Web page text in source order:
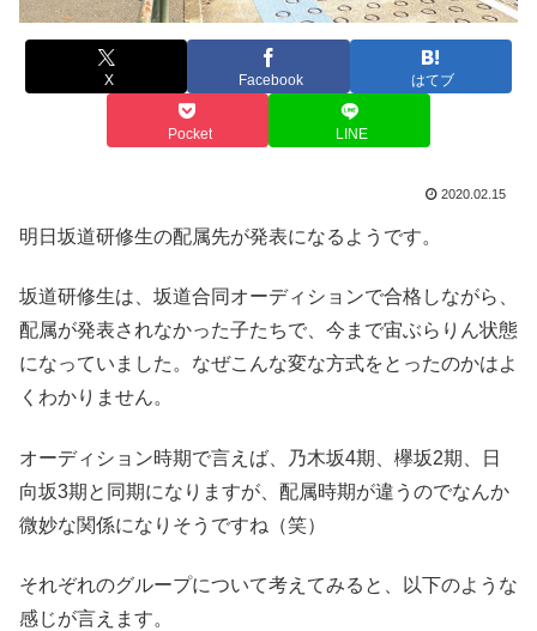
X Facebook はてブ
Pocket LINE
2020.02.15
明日坂道研修生の配属先が発表になるようです。
坂道研修生は、坂道合同オーディションで合格しながら、
配属が発表されなかった子たちで、今まで宙ぶらりん状態
になっていました。なぜこんな変な方式をとったのかはよ
くわかりません。
オーディション時期で言えば、乃木坂4期、欅坂2期、日
向坂3期と同期になりますが、配属時期が違うのでなんか
微妙な関係になりそうですね（笑）
それぞれのグループについて考えてみると、以下のような
感じが言えます。